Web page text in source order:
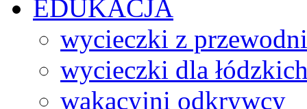
EDUKACJA
wycieczki z
wycieczki dla
wakacyjni odkrywcy